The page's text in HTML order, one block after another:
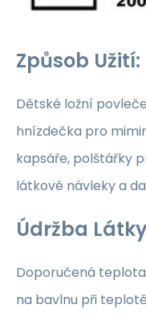
Způsob Užití:
Dětské ložní
hnízdečka pro
kapsáře, polštářky
látkové návleky a
Údržba
Doporučená
na bavlnu při